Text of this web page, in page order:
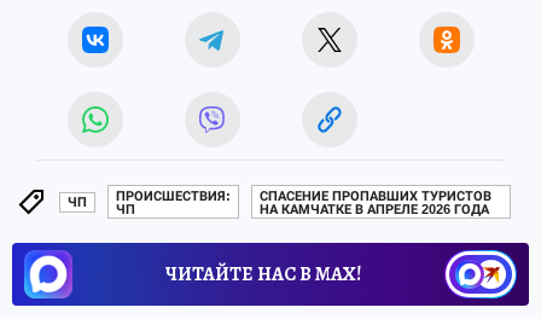
ЧП
ПРОИСШЕСТВИЯ:
ЧП
СПАСЕНИЕ ПРОПАВШИХ ТУРИСТОВ
НА КАМЧАТКЕ В АПРЕЛЕ 2026 ГОДА
ЧИТАЙТЕ НАС В МАХ!